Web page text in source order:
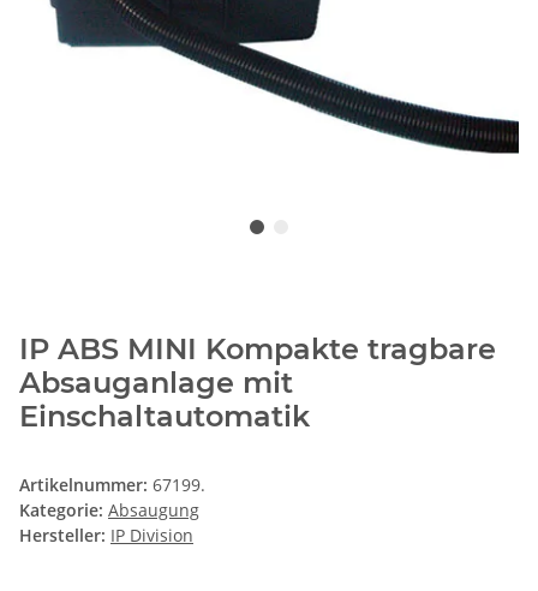
IP ABS MINI Kompakte tragbare
Absauganlage mit
Einschaltautomatik
Artikelnummer: 67199.
Kategorie: Absaugung
Hersteller: IP Division